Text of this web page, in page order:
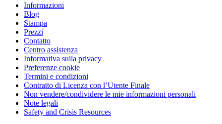
Informazioni
Blog
Stampa
Prezzi
Contatto
Centro assistenza
Informativa sulla privacy
Preferenze cookie
Termini e condizioni
Contratto di Licenza con l’Utente Finale
Non vendere/condividere le mie informazioni personali
Note legali
Safety and Crisis Resources